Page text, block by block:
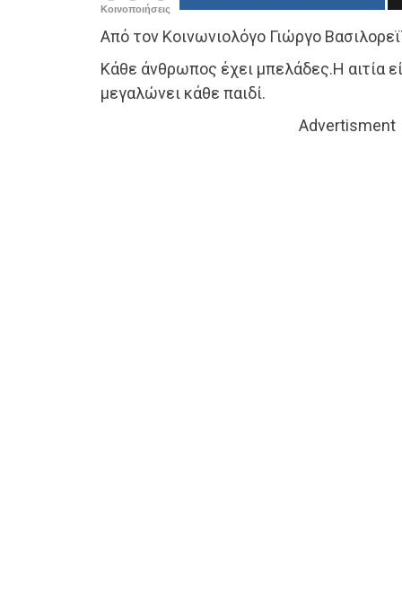
Κοινοποιήσεις
Από τον Κοινωνιολόγο Γιώργο
Κάθε άνθρωπος έχει μπελάδες.Η αιτία
μεγαλώνει κάθε παιδί.
Advertisment